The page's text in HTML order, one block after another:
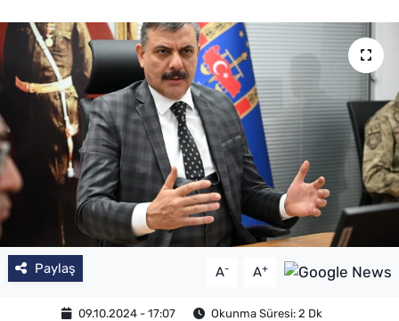
Paylaş A- A+
09.10.2024 - 17:07 Okunma Süresi: 2 Dk